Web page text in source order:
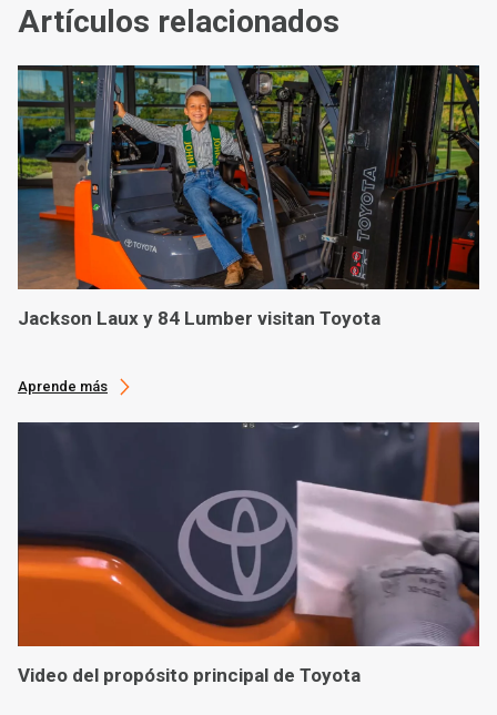
Artículos relacionados
Jackson Laux y 84 Lumber visitan Toyota
Aprende más
Video del propósito principal de Toyota